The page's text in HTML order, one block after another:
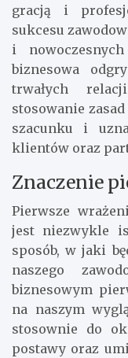
gracją i
sukcesu
i
biznesowa
trwałych
stosowanie
szacunku i
klientów oraz
Znaczenie
Pierwsze
jest niezwykle
sposób, w jaki
naszego
biznesowym
na naszym
stosownie do
postawy oraz